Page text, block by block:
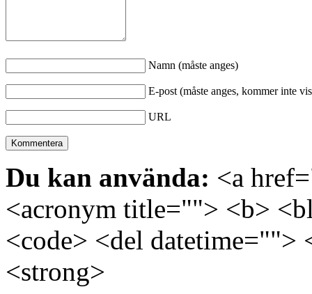
Namn (måste anges)
E-post (måste anges, kommer inte
URL
Du kan använda: <a
<acronym title=""> <b>
<code> <del
<strong>